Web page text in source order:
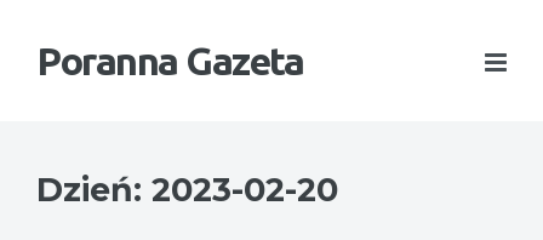
Poranna Gazeta
Dzień: 2023-02-20